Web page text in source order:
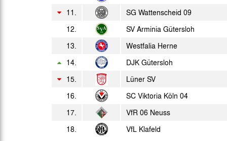
11. SG Wattenscheid 09
12. SV Arminia Gütersloh
13. Westfalia Herne
14. DJK Gütersloh
15. Lüner SV
16. SC Viktoria Köln 04
17. VfR 06 Neuss
18. VfL Klafeld